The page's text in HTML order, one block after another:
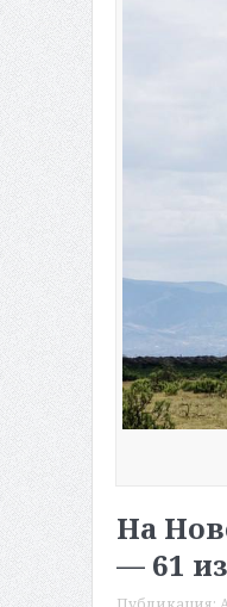
На
— 61